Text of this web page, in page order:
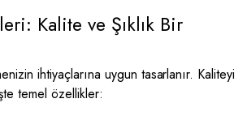
Kalite ve Şıklık Bir
ihtiyaçlarına uygun tasarlanır. Kaliteyi
temel özellikler: